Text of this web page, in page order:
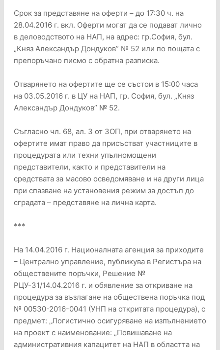
Срок за представяне на оферти – до 17:30 ч. на
28.04.2016 г. вкл. Оферти могат да се подават лично
в деловодството на НАП, на адрес: гр.София, бул.
„Княз Александър Дондуков” № 52 или по пощата с
препоръчано писмо с обратна разписка.
Отварянето на офертите ще се състои в 15:00 часа
на 03.05.2016 г. в ЦУ на НАП, гр. София, бул. „Княз
Александър Дондуков” № 52.
Съгласно чл. 68, ал. 3 от ЗОП, при отварянето на
офертите имат право да присъстват участниците в
процедурата или техни упълномощени
представители, както и представители на
средствата за масово осведомяване и на други лица
при спазване на установения режим за достъп до
сградата – представяне на лична карта.
***
На 14.04.2016 г. Националната агенция за приходите
– Централно управление, публикува в Регистъра на
обществените поръчки, Решение №
РЦУ-31/14.04.2016 г. и обявление за откриване на
процедура за възлагане на обществена поръчка под
№ 00530-2016-0041 (УНП на откритата процедура), с
предмет: „Логистично осигуряване на изпълнението
на проект с наименование: „Повишаване на
административния капацитет на НАП в областта на